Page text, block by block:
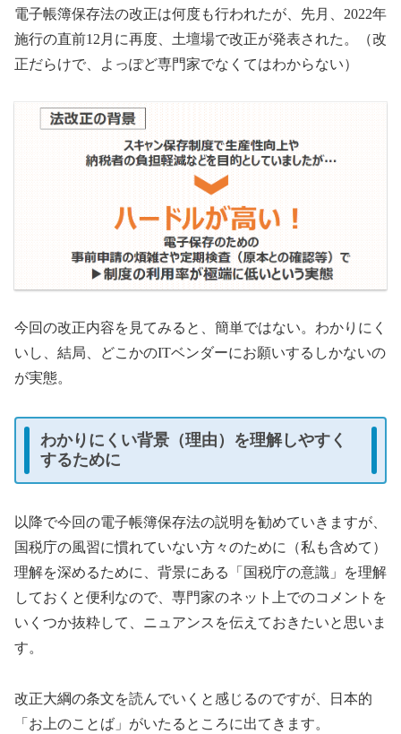
電子帳簿保存法の改正は何度も行われたが、先月、2022年
施行の直前12月に再度、土壇場で改正が発表された。（改
正だらけで、よっぽど専門家でなくてはわからない）
今回の改正内容を見てみると、簡単ではない。わかりにく
いし、結局、どこかのITベンダーにお願いするしかないの
が実態。
わかりにくい背景（理由）を理解しやすく
するために
以降で今回の電子帳簿保存法の説明を勧めていきますが、
国税庁の風習に慣れていない方々のために（私も含めて）
理解を深めるために、背景にある「国税庁の意識」を理解
しておくと便利なので、専門家のネット上でのコメントを
いくつか抜粋して、ニュアンスを伝えておきたいと思いま
す。
改正大綱の条文を読んでいくと感じるのですが、日本的
「お上のことば」がいたるところに出てきます。